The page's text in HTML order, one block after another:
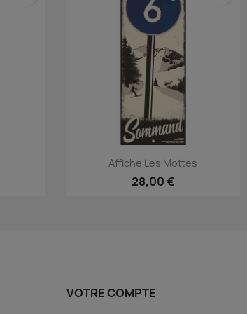
Aperçu rapide
Affiche Les Mottes
28,00 €
VOTRE COMPTE